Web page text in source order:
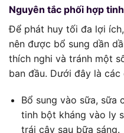
Nguyên tắc phối hợp
Để phát huy tối đa lợi
nên được bổ sung dần
thích nghi và tránh một
ban đầu. Dưới đây là
Bổ sung vào sữa, sữa
tinh bột kháng vào ly
trái cây sau bữa sáng.